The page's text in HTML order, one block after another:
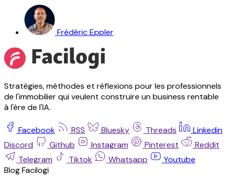
Frédéric Eppler
Stratégies, méthodes et réflexions pour les professionnels
de l'immobilier qui veulent construire un business rentable
à l'ère de l'IA.
Facebook RSS Bluesky Threads
Linkedin
Discord
Github Instagram Pinterest
Reddit
Telegram
Tiktok Whatsapp
Youtube
Blog Facilogi